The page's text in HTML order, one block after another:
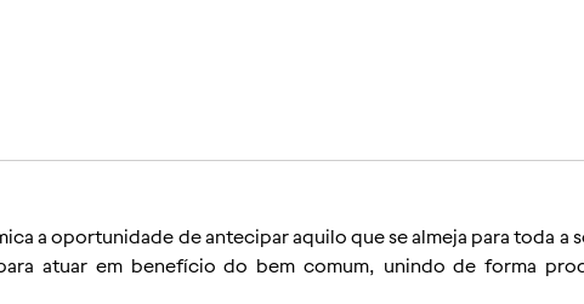
a oportunidade de antecipar aquilo que se almeja para toda a
atuar em benefício do bem comum, unindo de forma